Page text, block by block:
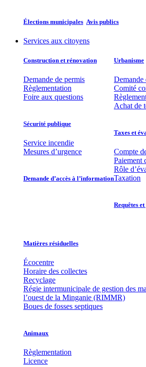
Élections municipales​​ Avis publics
Services aux citoyens
Construction et rénovation
Demande de permis
Règlementation
Foire aux questions
Sécurité publique
Service incendie
Mesures d’urgence
Demande d’accès à l’information
Urbanisme
Demande
Comité
Achat de
Taxes et
Compte
Paiement
Rôle
Taxation
Requêtes
Matières résiduelles
Écocentre
Horaire des collectes
Recyclage
Régie intermunicipale de gestion des
l’ouest de la Minganie (RIMMR)
Boues de fosses septiques
Animaux
Règlementation
Licence